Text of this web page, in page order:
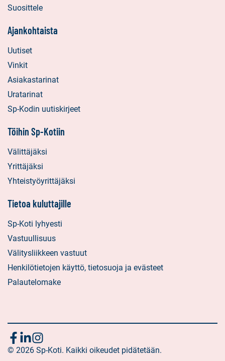
Suosittele
Ajankohtaista
Uutiset
Vinkit
Asiakastarinat
Uratarinat
Sp-Kodin uutiskirjeet
Töihin Sp-Kotiin
Välittäjäksi
Yrittäjäksi
Yhteistyöyrittäjäksi
Tietoa kuluttajille
Sp-Koti lyhyesti
Vastuullisuus
Välitysliikkeen vastuut
Henkilötietojen käyttö, tietosuoja ja evästeet
Palautelomake
Seuraa
Sosiaalinen
media:
Sosiaalinen
media:
Sosiaalinen
media:
© 2026 Sp-Koti. Kaikki oikeudet pidätetään.